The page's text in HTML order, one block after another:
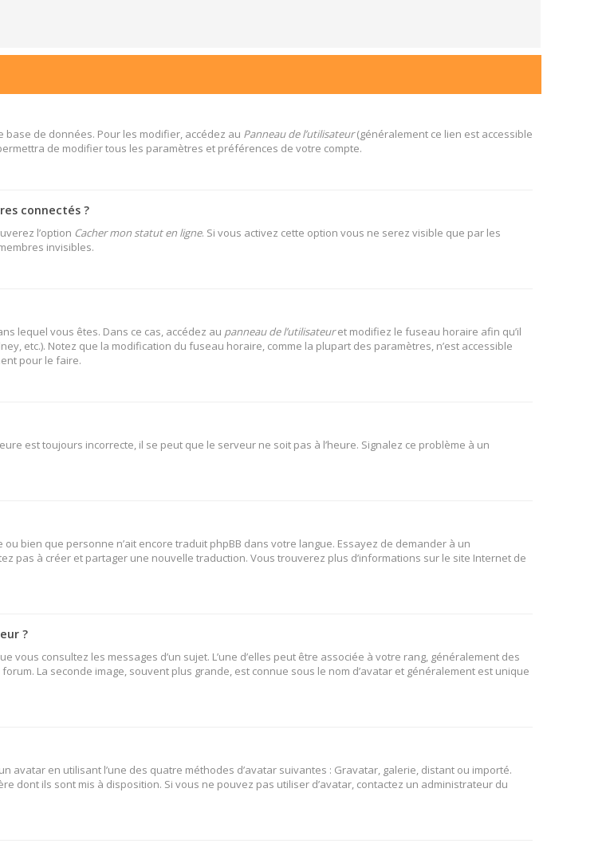
de données. Pour les modifier, accédez au Panneau de l’utilisateur(généralement ce lien est accessible
de modifier tous les paramètres et préférences de votre compte.
connectés ?
l’option Cacher mon statut en ligne. Si vous activez cette option vous ne serez visible que par les
invisibles.
lequel vous êtes. Dans ce cas, accédez au panneau de l’utilisateuret modifiez le fuseau horaire afin qu’il
etc.). Notez que la modification du fuseau horaire, comme la plupart des paramètres, n’est accessible
pour le faire.
est toujours incorrecte, il se peut que le serveur ne soit pas à l’heure. Signalez ce problème à un
bien que personne n’ait encore traduit phpBB dans votre langue. Essayez de demander à un
pas à créer et partager une nouvelle traduction. Vous trouverez plus d’informations sur le site Internet de
?
consultez les messages d’un sujet. L’une d’elles peut être associée à votre rang, généralement des
La seconde image, souvent plus grande, est connue sous le nom d’avatar et généralement est unique
avatar en utilisant l’une des quatre méthodes d’avatar suivantes : Gravatar, galerie, distant ou importé.
dont ils sont mis à disposition. Si vous ne pouvez pas utiliser d’avatar, contactez un administrateur du